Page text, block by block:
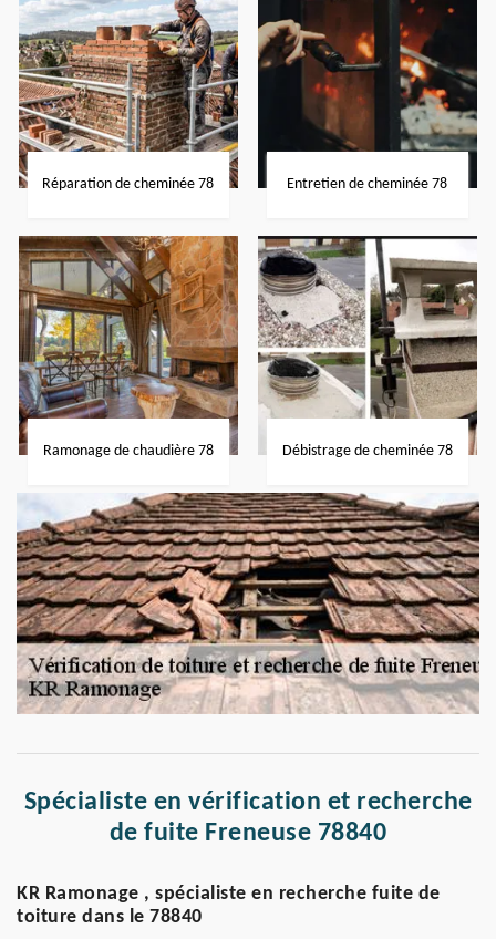
Réparation de cheminée 78 Entretien de cheminée 78
Ramonage de chaudière 78 Débistrage de cheminée 78
Spécialiste en vérification et recherche
de fuite Freneuse 78840
KR Ramonage , spécialiste en recherche fuite de
toiture dans le 78840